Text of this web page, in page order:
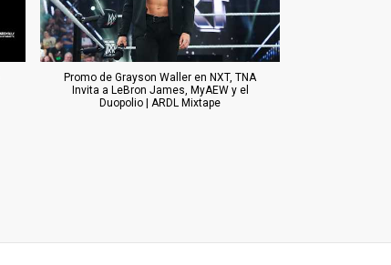
Promo de Grayson Waller en NXT, TNA
Invita a LeBron James, MyAEW y el
Duopolio | ARDL Mixtape